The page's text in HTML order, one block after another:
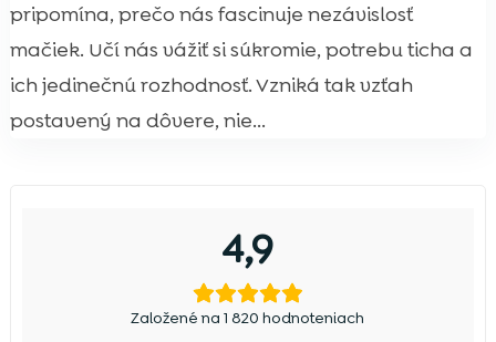
pripomína, prečo nás fascinuje nezávislosť
mačiek. Učí nás vážiť si súkromie, potrebu ticha a
ich jedinečnú rozhodnosť. Vzniká tak vzťah
postavený na dôvere, nie...
4,9
Založené na 1 820 hodnoteniach